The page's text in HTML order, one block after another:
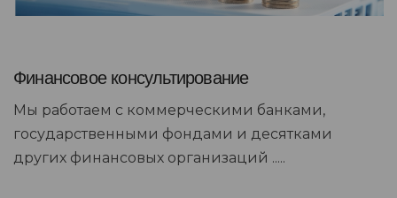
Финансовое консультирование
Мы работаем с коммерческими банками,
государственными фондами и десятками
других финансовых организаций .....